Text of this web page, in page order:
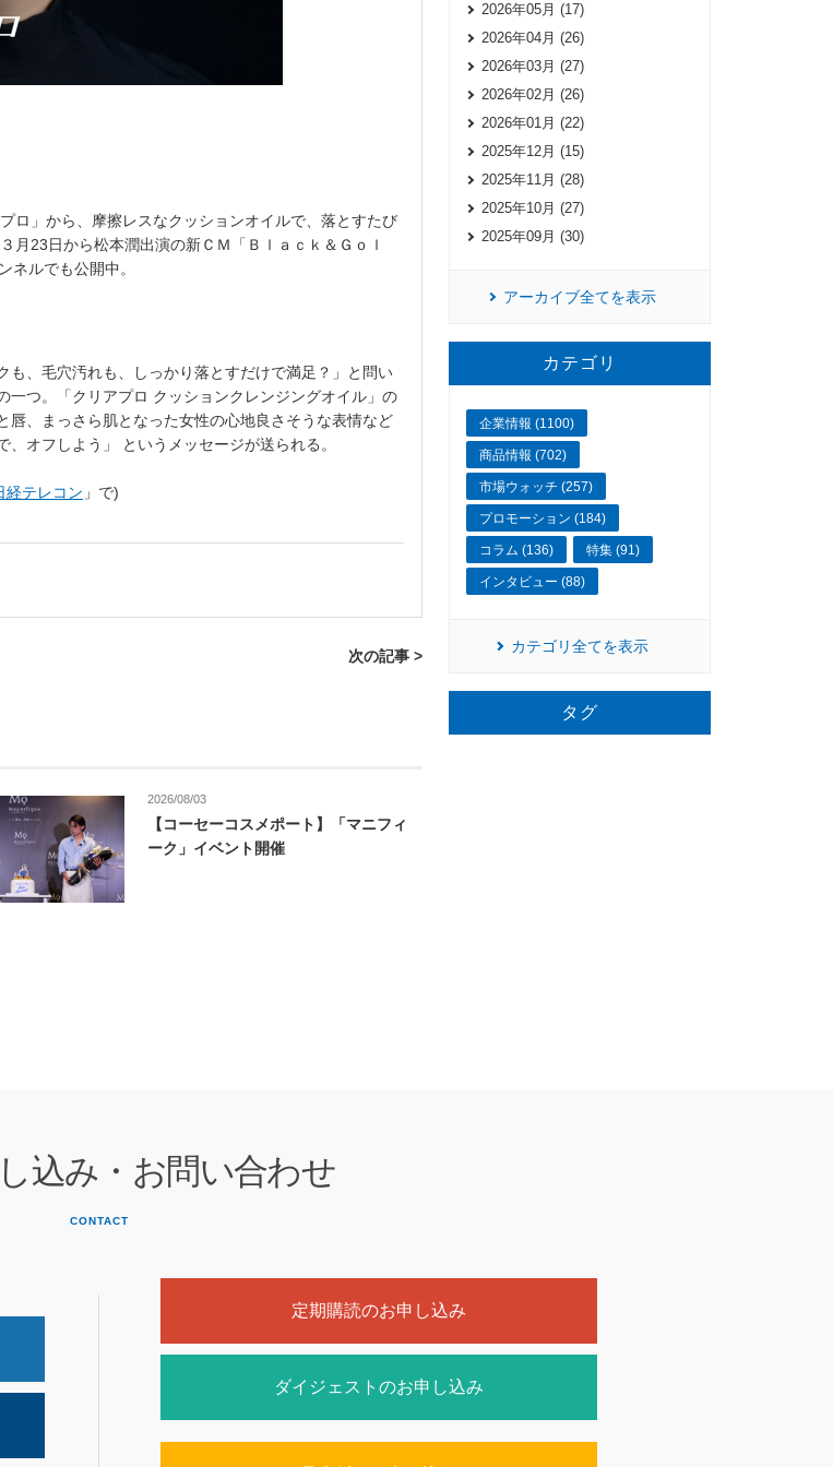
ロ」から、摩擦レスなクッションオイルで、落とすたび
月23日から松本潤出演の新ＣＭ「Ｂｌａｃｋ＆Ｇｏｌ
ネルでも公開中。
、毛穴汚れも、しっかり落とすだけで満足？」と問い
つ。「クリアプロ クッションクレンジングオイル」の
、まっさら肌となった女性の心地良さそうな表情など
オフしよう」 というメッセージが送られる。
経テレコン 」で)
次の記事 >
2026/08/03
【コーセーコスメポート】「マニフィ
ーク」イベント開催
2026年05月 (17)
2026年04月 (26)
2026年03月 (27)
2026年02月 (26)
2026年01月 (22)
2025年12月 (15)
2025年11月 (28)
2025年10月 (27)
2025年09月 (30)
アーカイブ全てを表示
カテゴリ
企業情報 (1100)
商品情報 (702)
市場ウォッチ (257)
プロモーション (184)
コラム (136) 特集 (91)
インタビュー (88)
カテゴリ全てを表示
タグ
込み・お問い合わせ
CONTACT
定期購読のお申し込み
ダイジェストのお申し込み